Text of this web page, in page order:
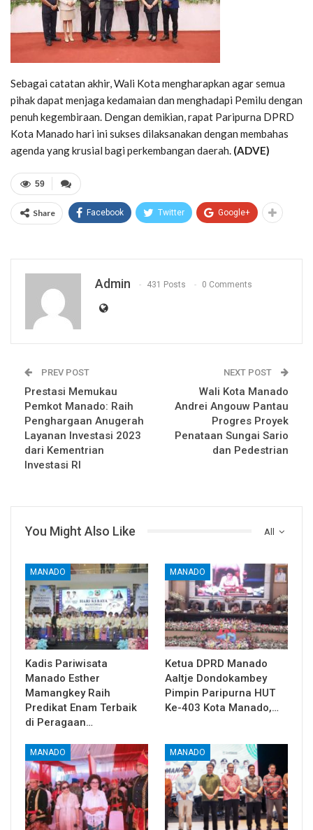
Sebagai catatan akhir, Wali Kota mengharapkan agar semua
pihak dapat menjaga kedamaian dan menghadapi Pemilu dengan
penuh kegembiraan. Dengan demikian, rapat Paripurna DPRD
Kota Manado hari ini sukses dilaksanakan dengan membahas
agenda yang krusial bagi perkembangan daerah. (ADVE)
59
Share Facebook Twitter Google+
Admin 431 Posts 0 Comments
PREV POST
Prestasi Memukau
Pemkot Manado: Raih
Penghargaan Anugerah
Layanan Investasi 2023
dari Kementrian
Investasi RI
NEXT POST
Wali Kota Manado
Andrei Angouw Pantau
Progres Proyek
Penataan Sungai Sario
dan Pedestrian
All
You Might Also Like
MANADO
Kadis Pariwisata
Manado Esther
Mamangkey Raih
Predikat Enam Terbaik
di Peragaan…
MANADO
Ketua DPRD Manado
Aaltje Dondokambey
Pimpin Paripurna HUT
Ke-403 Kota Manado,…
MANADO MANADO